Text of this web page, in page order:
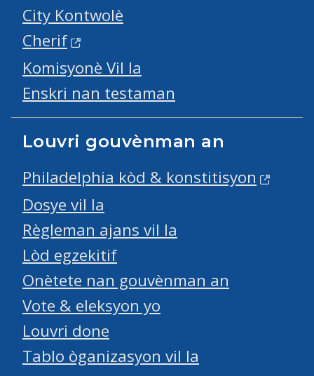
City Kontwolè
Cherif
Komisyonè Vil la
Enskri nan testaman
Louvri gouvènman an
Philadelphia kòd & konstitisyon
Dosye vil la
Règleman ajans vil la
Lòd egzekitif
Onètete nan gouvènman an
Vote & eleksyon yo
Louvri done
Tablo òganizasyon vil la